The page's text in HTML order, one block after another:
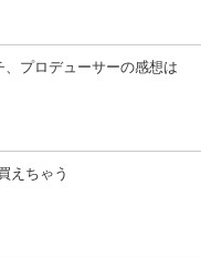
、プロデューサーの感想は
えちゃう